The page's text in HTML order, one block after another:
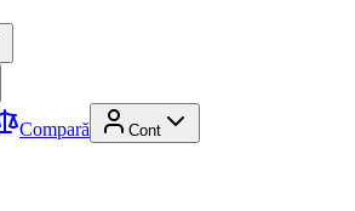
Compară Cont